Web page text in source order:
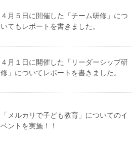
４月５日に開催した「チーム研修」につ
いてもレポートを書きました。
４月１日に開催した「リーダーシップ研
修」についてレポートを書きました。
「メルカリで子ども教育」についてのイ
ベントを実施！！